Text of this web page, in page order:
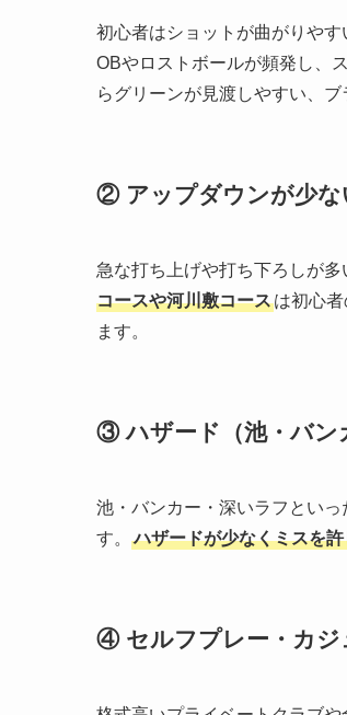
初心者はショットが曲がりやす
OBやロストボールが頻発し、
らグリーンが見渡しやすい、
② アップダウンが少な
急な打ち上げや打ち下ろしが
コースや河川敷コースは初心
ます。
③ ハザード（池・バン
池・バンカー・深いラフとい
す。
ハザードが少なくミスを
④ セルフプレー・カジ